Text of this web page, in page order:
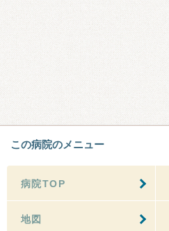
この病院のメニュー
病院TOP
地図